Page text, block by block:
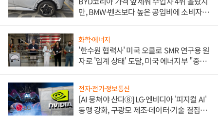
만, BMW·벤츠보다 높은 공임비에 소비자
화학·에너지
'한수원 협력사' 미국 오클로 SMR 연구용 원
자로 '임계 상태' 도달, 미국 에너지부 "중요
전자·전기·정보통신
[AI 뭉쳐야 산다⑧] LG·엔비디아 '피지컬 AI'
동맹 강화, 구광모 제조·데이터·기술 결집